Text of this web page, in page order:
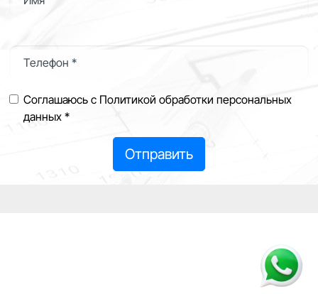
Телефон *
Соглашаюсь с Политикой обработки персональных
данных *
Отправить